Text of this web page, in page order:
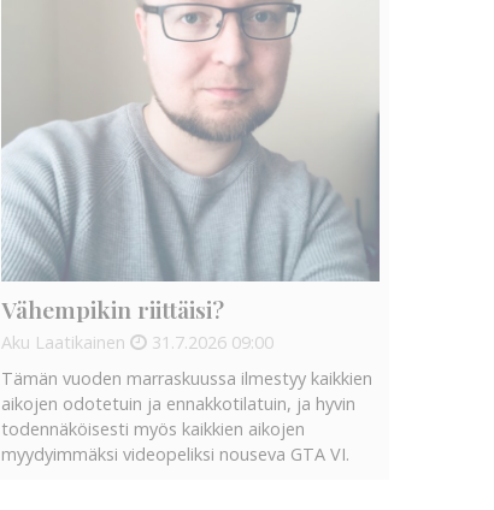
Vähempikin riittäisi?
Aku Laatikainen 31.7.2026 09:00
Tämän vuoden marraskuussa ilmestyy kaikkien
aikojen odotetuin ja ennakkotilatuin, ja hyvin
todennäköisesti myös kaikkien aikojen
myydyimmäksi videopeliksi nouseva GTA VI.